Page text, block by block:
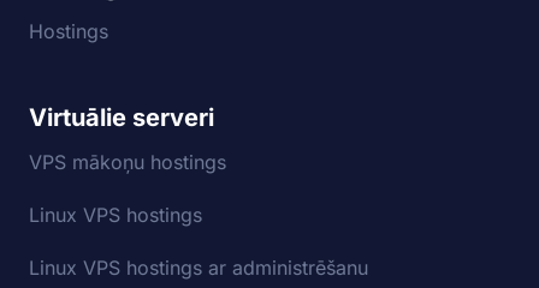
Hostings
Virtuālie serveri
VPS mākoņu hostings
Linux VPS hostings
Linux VPS hostings ar administrēšanu